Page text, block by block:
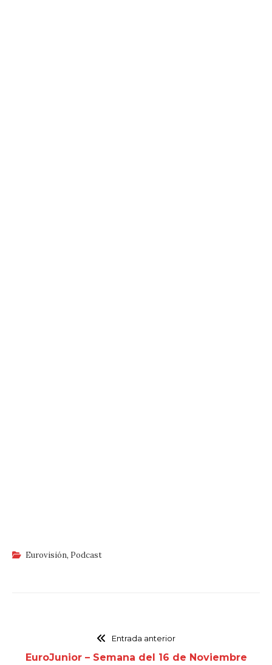
Eurovisión, Podcast
Entrada anterior
EuroJunior – Semana del 16 de Noviembre